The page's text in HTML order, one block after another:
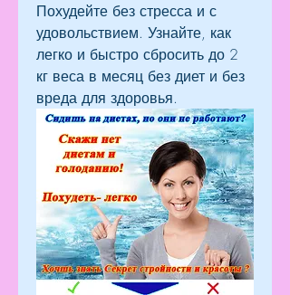
Похудейте без стресса и с
удовольствием. Узнайте, как
легко и быстро сбросить до 2
кг веса в месяц без диет и без
вреда для здоровья.